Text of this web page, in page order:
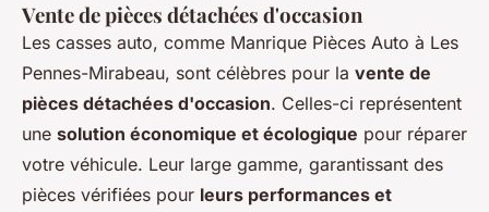
Vente de pièces détachées d'occasion
Les casses auto, comme Manrique Pièces Auto à Les
Pennes-Mirabeau, sont célèbres pour la vente de
pièces détachées d'occasion. Celles-ci représentent
une solution économique et écologique pour réparer
votre véhicule. Leur large gamme, garantissant des
pièces vérifiées pour leurs performances et